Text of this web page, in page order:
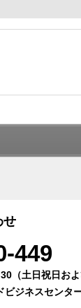
せ
449
（土日祝日およ
ビジネスセンタ